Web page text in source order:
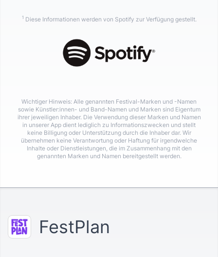
1 Diese Informationen werden von Spotify zur Verfügung gestellt.
Wichtiger Hinweis: Alle genannten Festival-Marken und -Namen
sowie Künstler:innen- und Band-Namen und Marken sind Eigentum
ihrer jeweiligen Inhaber. Die Verwendung dieser Marken und Namen
in unserer App dient lediglich zu Informationszwecken und stellt
keine Billigung oder Unterstützung durch die Inhaber dar. Wir
übernehmen keine Verantwortung oder Haftung für irgendwelche
Inhalte oder Dienstleistungen, die im Zusammenhang mit den
genannten Marken und Namen bereitgestellt werden.
FestPlan